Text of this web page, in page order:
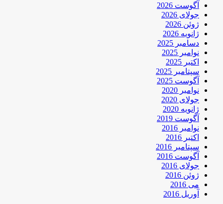
آگوست 2026
جولای 2026
ژوئن 2026
ژانویه 2026
دسامبر 2025
نوامبر 2025
اکتبر 2025
سپتامبر 2025
آگوست 2025
نوامبر 2020
جولای 2020
ژانویه 2020
آگوست 2019
نوامبر 2016
اکتبر 2016
سپتامبر 2016
آگوست 2016
جولای 2016
ژوئن 2016
می 2016
آوریل 2016